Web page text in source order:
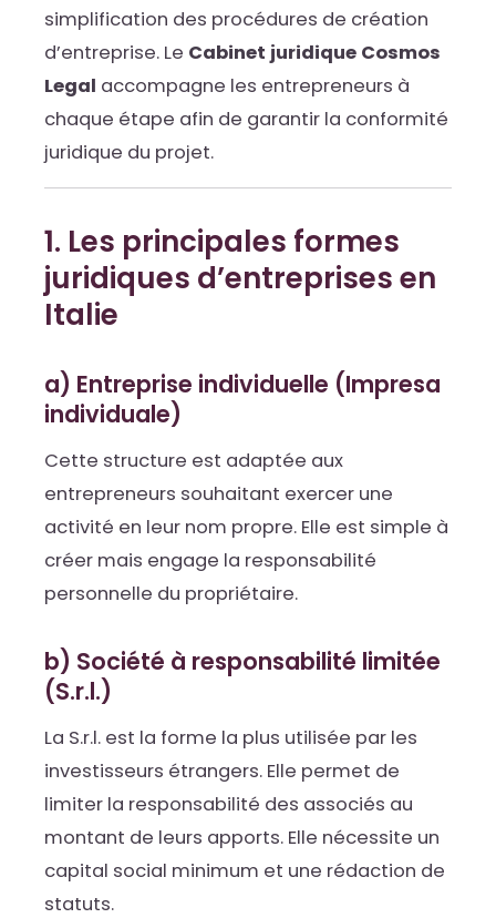
simplification des procédures de création
d’entreprise. Le Cabinet juridique Cosmos
Legal accompagne les entrepreneurs à
chaque étape afin de garantir la conformité
juridique du projet.
1. Les principales formes
juridiques d’entreprises en
Italie
a) Entreprise individuelle (Impresa
individuale)
Cette structure est adaptée aux
entrepreneurs souhaitant exercer une
activité en leur nom propre. Elle est simple à
créer mais engage la responsabilité
personnelle du propriétaire.
b) Société à responsabilité limitée
(S.r.l.)
La S.r.l. est la forme la plus utilisée par les
investisseurs étrangers. Elle permet de
limiter la responsabilité des associés au
montant de leurs apports. Elle nécessite un
capital social minimum et une rédaction de
statuts.